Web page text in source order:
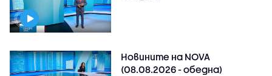
Новините на NOVA
(08.08.2026 - обедна)